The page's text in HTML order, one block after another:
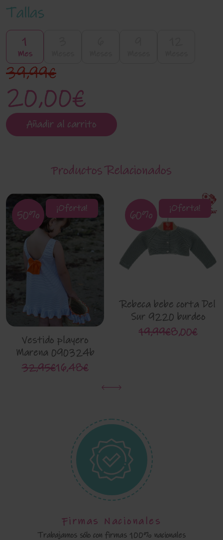
Tallas
1
Mes
20,00€
39,99€
Añadir al carrito
Productos Relacionados
¡Oferta!
50%
Vestido playero
Marena 090324b
32,95€16,48€
¡Oferta!
60%
Rebeca bebe corta Del
Sur 9220 burdeo
19,99€8,00€
Firmas Nacionales
Trabajamos sólo con firmas 100% nacionales